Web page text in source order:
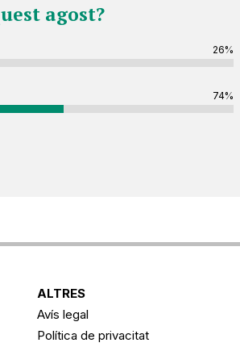
agost?
26%
74%
ALTRES
Avís legal
Política de privacitat